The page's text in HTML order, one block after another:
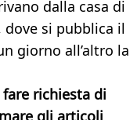
dalla casa di
dove si pubblica il
giorno all’altro la
richiesta di
gli articoli